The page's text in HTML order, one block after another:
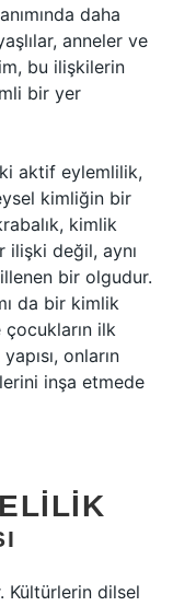
daha
anneler ve
bu ilişkilerin
bir yer
aktif eylemlilik,
kimliğin bir
kimlik
değil, aynı
bir olgudur.
da bir kimlik
çocukların ilk
onların
inşa etmede
Kültürlerin dilsel